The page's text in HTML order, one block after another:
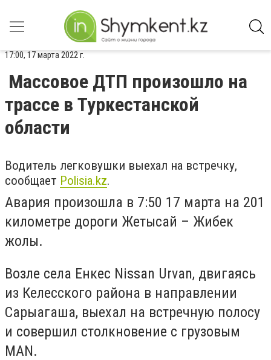
17:00, 17 марта 2022 г.
Массовое ДТП произошло на
трассе в Туркестанской
области
Водитель легковушки выехал на встречку,
сообщает Polisia.kz.
Авария произошла в 7:50 17 марта на 201
километре дороги Жетысай – Жибек
жолы.
Возле села Енкес Nissan Urvan, двигаясь
из Келесского района в направлении
Сарыагаша, выехал на встречную полосу
и совершил столкновение с грузовым
MAN.